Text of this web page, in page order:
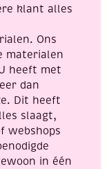
klant alles
Ons
materialen
heeft met
dan
Dit heeft
slaagt,
webshops
in één